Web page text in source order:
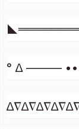
° ∆ ––––––